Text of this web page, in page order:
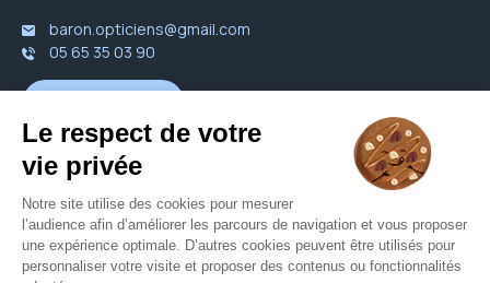
Votre opticien proche de vous
Opticien Lalbenque Opticien Limogne-en-quercy
baron.opticiens@gmail.com
05 65 35 03 90